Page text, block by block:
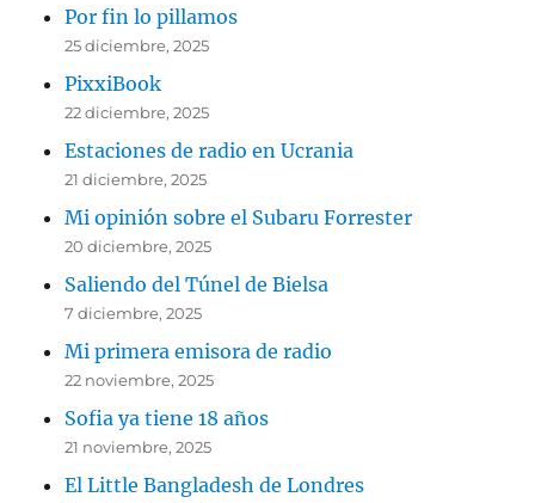
Por fin lo pillamos
25 diciembre, 2025
PixxiBook
22 diciembre, 2025
Estaciones de radio en Ucrania
21 diciembre, 2025
Mi opinión sobre el Subaru Forrester
20 diciembre, 2025
Saliendo del Túnel de Bielsa
7 diciembre, 2025
Mi primera emisora de radio
22 noviembre, 2025
Sofia ya tiene 18 años
21 noviembre, 2025
El Little Bangladesh de Londres